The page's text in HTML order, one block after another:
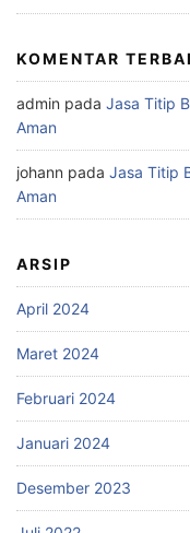
KOMENTAR
admin pada Jasa Titip
Aman
johann pada Jasa Titip
Aman
ARSIP
April 2024
Maret 2024
Februari 2024
Januari 2024
Desember 2023